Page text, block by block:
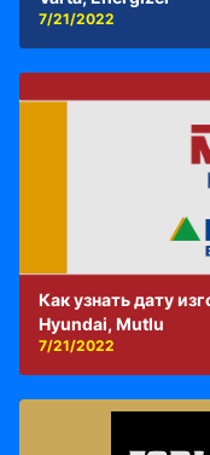
7/21/2022
Как узнать дату
Hyundai, Mutlu
7/21/2022